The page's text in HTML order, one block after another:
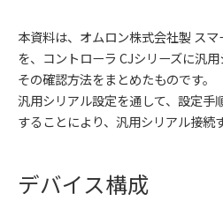
本資料は、オムロン株式会社製 ス
を、コントローラ CJシリーズに汎
その確認方法をまとめたものです。
汎用シリアル設定を通して、設定手
することにより、汎用シリアル接続
デバイス構成